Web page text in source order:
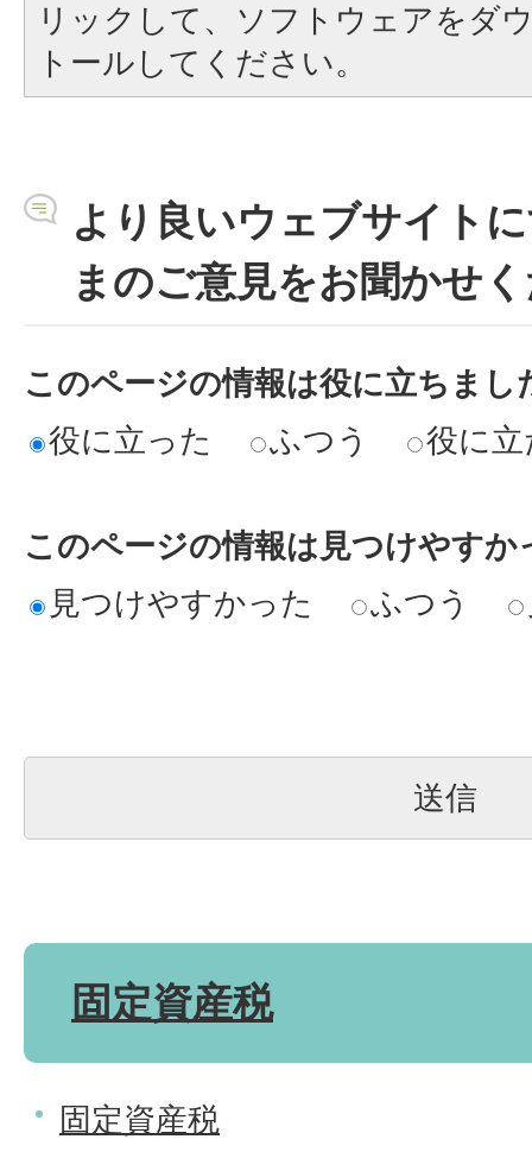
リックして、ソフトウェアをダ
トールしてください。
より良いウェブサイト
まのご意見をお聞かせ
このページの情報は役に立ちまし
役に立った
ふつう 役に
このページの情報は見つけやすか
見つけやすかった
ふつう
固定資産税
固定資産税